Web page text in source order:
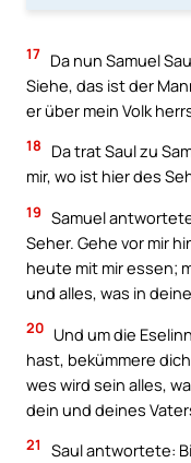
17 Da nun Samuel
Siehe, das ist der
er über mein Volk
18
Da trat Saul zu
mir, wo ist hier des
19 Samuel
Seher. Gehe vor mir
heute mit mir essen;
und alles, was in
20 Und um die
hast, bekümmere
wes wird sein alles,
dein und deines
21
Saul antwortete: